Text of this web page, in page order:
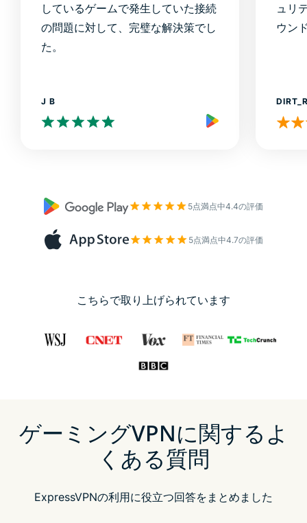
しているゲームで発生していた接続
の問題に対して、完璧な解決策でし
た。
J B
ュリ
ウン
5点満点中4.4の評価
5点満点中4.7の評価
こちらで取り上げられています
ゲーミングVPNに関するよ
くある質問
ExpressVPNの利用に役立つ回答をまとめました